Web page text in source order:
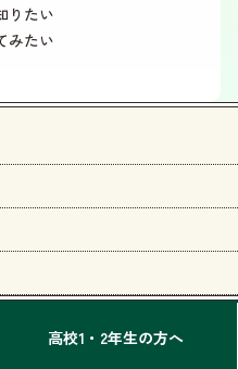
りたい
みたい
高校1・2年生の方へ